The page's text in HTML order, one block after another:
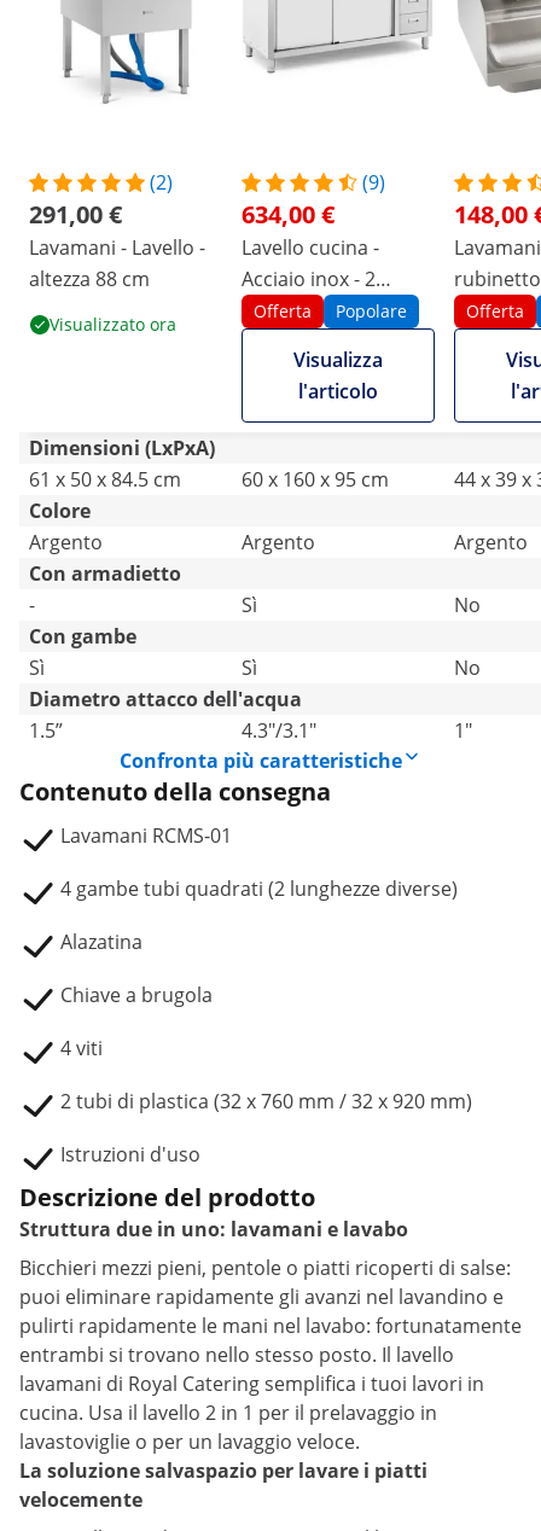
(2)
291,00 €
Lavamani - Lavello -
altezza 88 cm
Visualizzato ora
(9)
634,00 €
Lavello cucina -
Acciaio inox - 2
vasche - Royal
Catering - 160 x 60
Offerta Popolare
Visualizza
l'articolo
148,00
Offerta
Dimensioni (LxPxA)
61 x 50 x 84.5 cm
60 x 160 x 95 cm
44 x 39 x
Colore
Argento
Argento
Argento
Con armadietto
-
Sì
No
Con gambe
Sì
Sì
No
Diametro attacco dell'acqua
1.5”
4.3"/3.1"
1"
Confronta più caratteristiche
Contenuto della consegna
Lavamani RCMS-01
4 gambe tubi quadrati (2 lunghezze diverse)
Alazatina
Chiave a brugola
4 viti
2 tubi di plastica (32 x 760 mm / 32 x 920 mm)
Istruzioni d'uso
Descrizione del prodotto
Struttura due in uno: lavamani e lavabo
Bicchieri mezzi pieni, pentole o piatti ricoperti di salse:
puoi eliminare rapidamente gli avanzi nel lavandino e
pulirti rapidamente le mani nel lavabo: fortunatamente
entrambi si trovano nello stesso posto. Il lavello
lavamani di Royal Catering semplifica i tuoi lavori in
cucina. Usa il lavello 2 in 1 per il prelavaggio in
lavastoviglie o per un lavaggio veloce.
La soluzione salvaspazio per lavare i piatti
velocemente